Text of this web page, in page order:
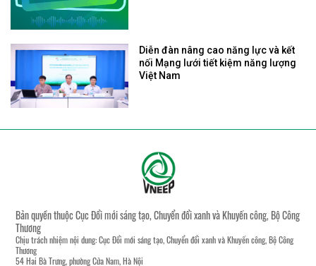
Diễn đàn nâng cao năng lực và kết
nối Mạng lưới tiết kiệm năng lượng
Việt Nam
Bản quyền thuộc Cục Đổi mới sáng tạo, Chuyển đổi xanh và Khuyến công, Bộ Công
Thương
Chịu trách nhiệm nội dung: Cục Đổi mới sáng tạo, Chuyển đổi xanh và Khuyến công, Bộ Công
Thương
54 Hai Bà Trưng, phường Cửa Nam, Hà Nội